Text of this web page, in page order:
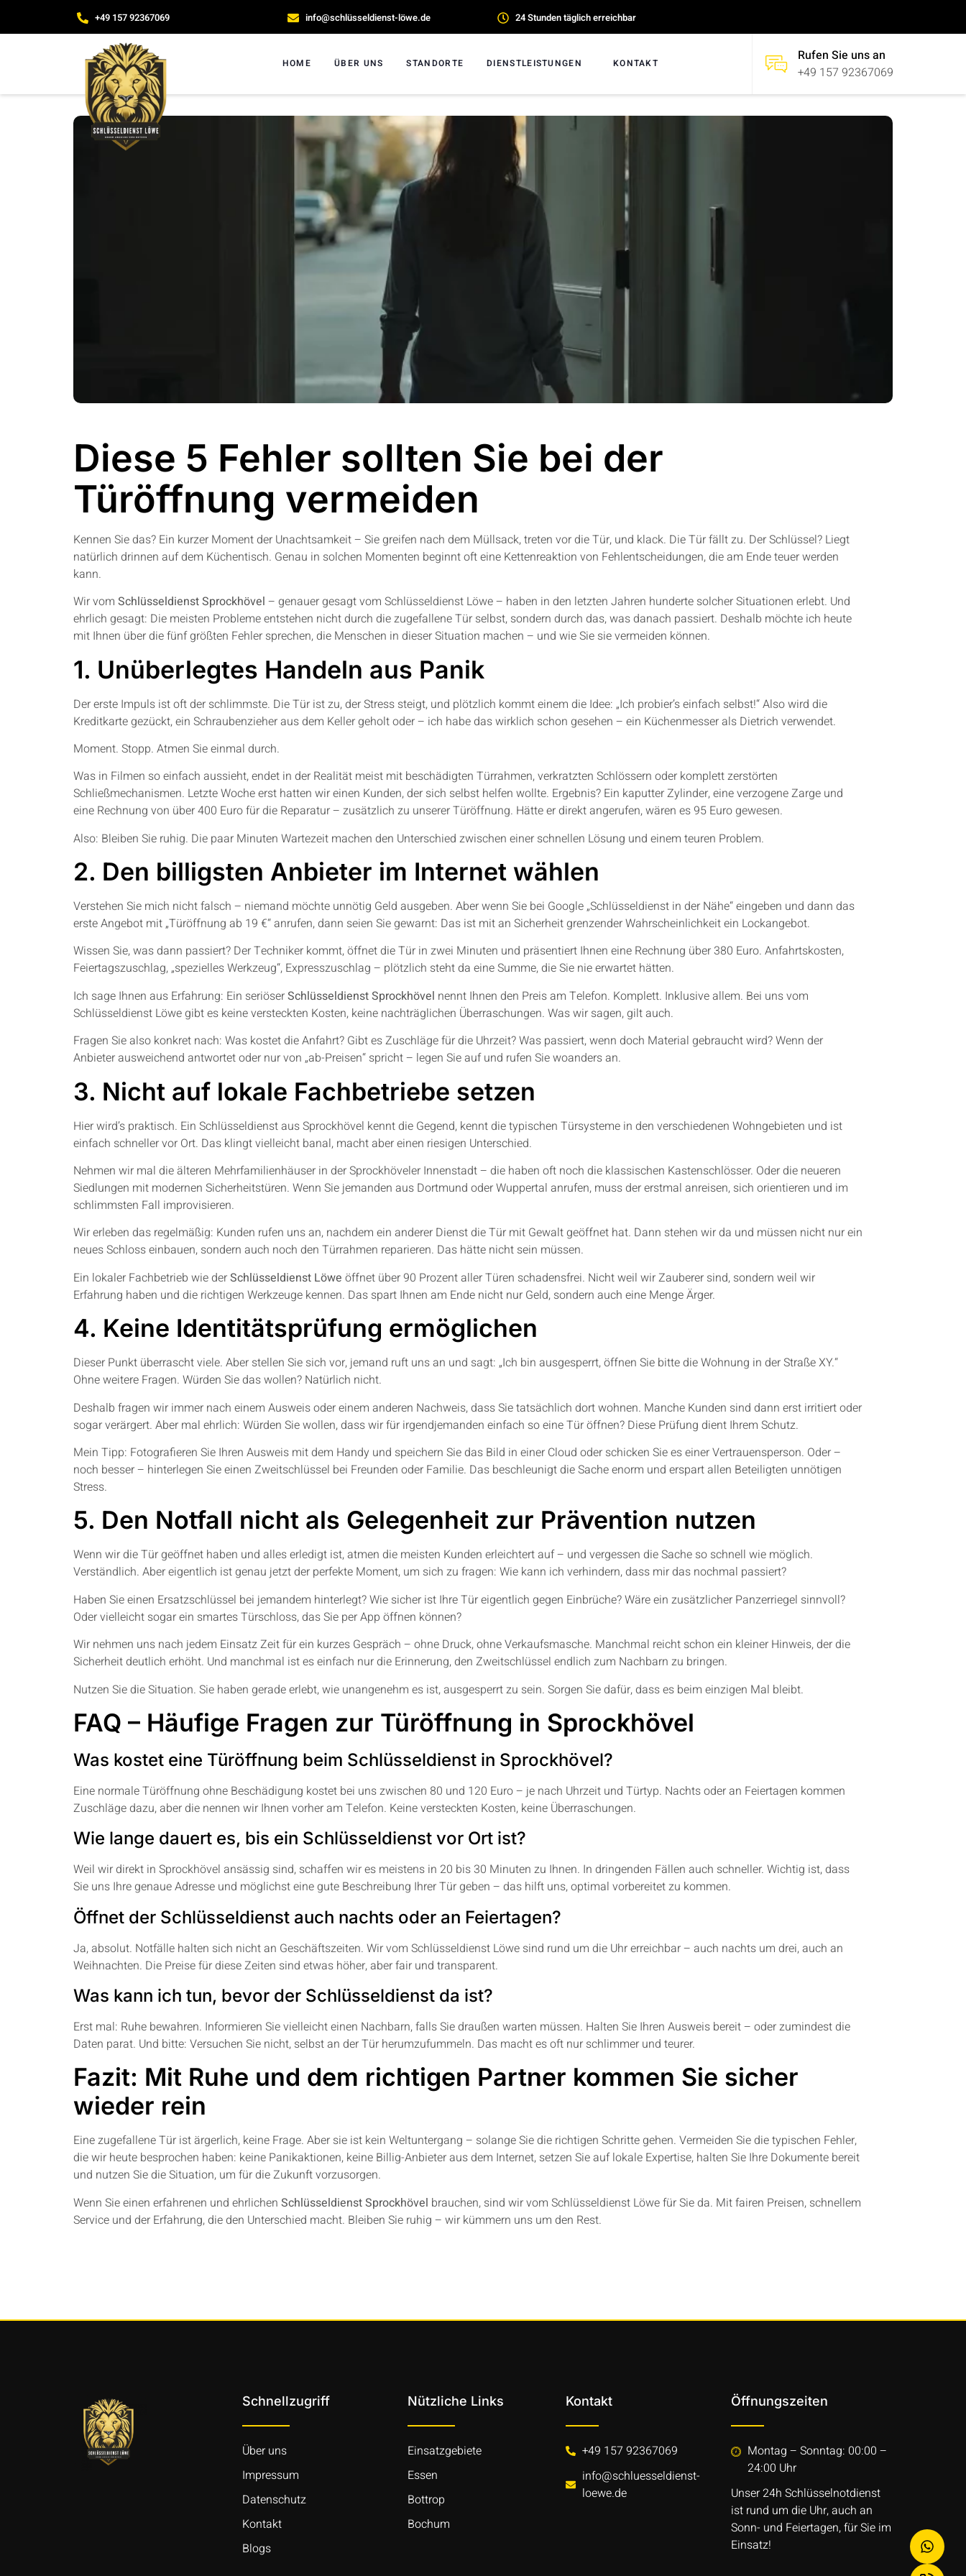
+49 157 92367069 info@schlüsseldienst-löwe.de 24 Stunden täglich erreichbar
HOME ÜBER UNS STANDORTE DIENSTLEISTUNGEN KONTAKT
Rufen Sie uns an
+49 157 92367069
Diese 5 Fehler sollten Sie bei der
Türöffnung vermeiden
Kennen Sie das? Ein kurzer Moment der Unachtsamkeit – Sie greifen nach dem Müllsack, treten vor die Tür, und klack. Die Tür fällt zu. Der Schlüssel? Liegt
natürlich drinnen auf dem Küchentisch. Genau in solchen Momenten beginnt oft eine Kettenreaktion von Fehlentscheidungen, die am Ende teuer werden
kann.
Wir vom Schlüsseldienst Sprockhövel – genauer gesagt vom Schlüsseldienst Löwe – haben in den letzten Jahren hunderte solcher Situationen erlebt. Und
ehrlich gesagt: Die meisten Probleme entstehen nicht durch die zugefallene Tür selbst, sondern durch das, was danach passiert. Deshalb möchte ich heute
mit Ihnen über die fünf größten Fehler sprechen, die Menschen in dieser Situation machen – und wie Sie sie vermeiden können.
1. Unüberlegtes Handeln aus Panik
Der erste Impuls ist oft der schlimmste. Die Tür ist zu, der Stress steigt, und plötzlich kommt einem die Idee: „Ich probier’s einfach selbst!“ Also wird die
Kreditkarte gezückt, ein Schraubenzieher aus dem Keller geholt oder – ich habe das wirklich schon gesehen – ein Küchenmesser als Dietrich verwendet.
Moment. Stopp. Atmen Sie einmal durch.
Was in Filmen so einfach aussieht, endet in der Realität meist mit beschädigten Türrahmen, verkratzten Schlössern oder komplett zerstörten
Schließmechanismen. Letzte Woche erst hatten wir einen Kunden, der sich selbst helfen wollte. Ergebnis? Ein kaputter Zylinder, eine verzogene Zarge und
eine Rechnung von über 400 Euro für die Reparatur – zusätzlich zu unserer Türöffnung. Hätte er direkt angerufen, wären es 95 Euro gewesen.
Also: Bleiben Sie ruhig. Die paar Minuten Wartezeit machen den Unterschied zwischen einer schnellen Lösung und einem teuren Problem.
2. Den billigsten Anbieter im Internet wählen
Verstehen Sie mich nicht falsch – niemand möchte unnötig Geld ausgeben. Aber wenn Sie bei Google „Schlüsseldienst in der Nähe“ eingeben und dann das
erste Angebot mit „Türöffnung ab 19 €“ anrufen, dann seien Sie gewarnt: Das ist mit an Sicherheit grenzender Wahrscheinlichkeit ein Lockangebot.
Wissen Sie, was dann passiert? Der Techniker kommt, öffnet die Tür in zwei Minuten und präsentiert Ihnen eine Rechnung über 380 Euro. Anfahrtskosten,
Feiertagszuschlag, „spezielles Werkzeug“, Expresszuschlag – plötzlich steht da eine Summe, die Sie nie erwartet hätten.
Ich sage Ihnen aus Erfahrung: Ein seriöserSchlüsseldienst Sprockhövel nennt Ihnen den Preis am Telefon. Komplett. Inklusive allem. Bei uns vom
Schlüsseldienst Löwe gibt es keine versteckten Kosten, keine nachträglichen Überraschungen. Was wir sagen, gilt auch.
Fragen Sie also konkret nach: Was kostet die Anfahrt? Gibt es Zuschläge für die Uhrzeit? Was passiert, wenn doch Material gebraucht wird? Wenn der
Anbieter ausweichend antwortet oder nur von „ab-Preisen“ spricht – legen Sie auf und rufen Sie woanders an.
3. Nicht auf lokale Fachbetriebe setzen
Hier wird’s praktisch. Ein Schlüsseldienst aus Sprockhövel kennt die Gegend, kennt die typischen Türsysteme in den verschiedenen Wohngebieten und ist
einfach schneller vor Ort. Das klingt vielleicht banal, macht aber einen riesigen Unterschied.
Nehmen wir mal die älteren Mehrfamilienhäuser in der Sprockhöveler Innenstadt – die haben oft noch die klassischen Kastenschlösser. Oder die neueren
Siedlungen mit modernen Sicherheitstüren. Wenn Sie jemanden aus Dortmund oder Wuppertal anrufen, muss der erstmal anreisen, sich orientieren und im
schlimmsten Fall improvisieren.
Wir erleben das regelmäßig: Kunden rufen uns an, nachdem ein anderer Dienst die Tür mit Gewalt geöffnet hat. Dann stehen wir da und müssen nicht nur ein
neues Schloss einbauen, sondern auch noch den Türrahmen reparieren. Das hätte nicht sein müssen.
Ein lokaler Fachbetrieb wie derSchlüsseldienst Löwe öffnet über 90 Prozent aller Türen schadensfrei. Nicht weil wir Zauberer sind, sondern weil wir
Erfahrung haben und die richtigen Werkzeuge kennen. Das spart Ihnen am Ende nicht nur Geld, sondern auch eine Menge Ärger.
4. Keine Identitätsprüfung ermöglichen
Dieser Punkt überrascht viele. Aber stellen Sie sich vor, jemand ruft uns an und sagt: „Ich bin ausgesperrt, öffnen Sie bitte die Wohnung in der Straße XY.“
Ohne weitere Fragen. Würden Sie das wollen? Natürlich nicht.
Deshalb fragen wir immer nach einem Ausweis oder einem anderen Nachweis, dass Sie tatsächlich dort wohnen. Manche Kunden sind dann erst irritiert oder
sogar verärgert. Aber mal ehrlich: Würden Sie wollen, dass wir für irgendjemanden einfach so eine Tür öffnen? Diese Prüfung dient Ihrem Schutz.
Mein Tipp: Fotografieren Sie Ihren Ausweis mit dem Handy und speichern Sie das Bild in einer Cloud oder schicken Sie es einer Vertrauensperson. Oder –
noch besser – hinterlegen Sie einen Zweitschlüssel bei Freunden oder Familie. Das beschleunigt die Sache enorm und erspart allen Beteiligten unnötigen
Stress.
5. Den Notfall nicht als Gelegenheit zur Prävention nutzen
Wenn wir die Tür geöffnet haben und alles erledigt ist, atmen die meisten Kunden erleichtert auf – und vergessen die Sache so schnell wie möglich.
Verständlich. Aber eigentlich ist genau jetzt der perfekte Moment, um sich zu fragen: Wie kann ich verhindern, dass mir das nochmal passiert?
Haben Sie einen Ersatzschlüssel bei jemandem hinterlegt? Wie sicher ist Ihre Tür eigentlich gegen Einbrüche? Wäre ein zusätzlicher Panzerriegel sinnvoll?
Oder vielleicht sogar ein smartes Türschloss, das Sie per App öffnen können?
Wir nehmen uns nach jedem Einsatz Zeit für ein kurzes Gespräch – ohne Druck, ohne Verkaufsmasche. Manchmal reicht schon ein kleiner Hinweis, der die
Sicherheit deutlich erhöht. Und manchmal ist es einfach nur die Erinnerung, den Zweitschlüssel endlich zum Nachbarn zu bringen.
Nutzen Sie die Situation. Sie haben gerade erlebt, wie unangenehm es ist, ausgesperrt zu sein. Sorgen Sie dafür, dass es beim einzigen Mal bleibt.
FAQ – Häufige Fragen zur Türöffnung in Sprockhövel
Was kostet eine Türöffnung beim Schlüsseldienst in Sprockhövel?
Eine normale Türöffnung ohne Beschädigung kostet bei uns zwischen 80 und 120 Euro – je nach Uhrzeit und Türtyp. Nachts oder an Feiertagen kommen
Zuschläge dazu, aber die nennen wir Ihnen vorher am Telefon. Keine versteckten Kosten, keine Überraschungen.
Wie lange dauert es, bis ein Schlüsseldienst vor Ort ist?
Weil wir direkt in Sprockhövel ansässig sind, schaffen wir es meistens in 20 bis 30 Minuten zu Ihnen. In dringenden Fällen auch schneller. Wichtig ist, dass
Sie uns Ihre genaue Adresse und möglichst eine gute Beschreibung Ihrer Tür geben – das hilft uns, optimal vorbereitet zu kommen.
Öffnet der Schlüsseldienst auch nachts oder an Feiertagen?
Ja, absolut. Notfälle halten sich nicht an Geschäftszeiten. Wir vom Schlüsseldienst Löwe sind rund um die Uhr erreichbar – auch nachts um drei, auch an
Weihnachten. Die Preise für diese Zeiten sind etwas höher, aber fair und transparent.
Was kann ich tun, bevor der Schlüsseldienst da ist?
Erst mal: Ruhe bewahren. Informieren Sie vielleicht einen Nachbarn, falls Sie draußen warten müssen. Halten Sie Ihren Ausweis bereit – oder zumindest die
Daten parat. Und bitte: Versuchen Sie nicht, selbst an der Tür herumzufummeln. Das macht es oft nur schlimmer und teurer.
Fazit: Mit Ruhe und dem richtigen Partner kommen Sie sicher
wieder rein
Eine zugefallene Tür ist ärgerlich, keine Frage. Aber sie ist kein Weltuntergang – solange Sie die richtigen Schritte gehen. Vermeiden Sie die typischen Fehler,
die wir heute besprochen haben: keine Panikaktionen, keine Billig-Anbieter aus dem Internet, setzen Sie auf lokale Expertise, halten Sie Ihre Dokumente bereit
und nutzen Sie die Situation, um für die Zukunft vorzusorgen.
Wenn Sie einen erfahrenen und ehrlichen Schlüsseldienst Sprockhövel brauchen, sind wir vom Schlüsseldienst Löwe für Sie da. Mit fairen Preisen, schnellem
Service und der Erfahrung, die den Unterschied macht. Bleiben Sie ruhig – wir kümmern uns um den Rest.
Schnellzugriff
Über uns
Impressum
Datenschutz
Kontakt
Blogs
Nützliche Links
Einsatzgebiete
Essen
Bottrop
Bochum
Kontakt
+49 157 92367069
info@schluesseldienst-
loewe.de
Öffnungszeiten
Montag – Sonntag: 00:00 –
24:00 Uhr
Unser 24h Schlüsselnotdienst
ist rund um die Uhr, auch an
Sonn- und Feiertagen, für Sie im
Einsatz!